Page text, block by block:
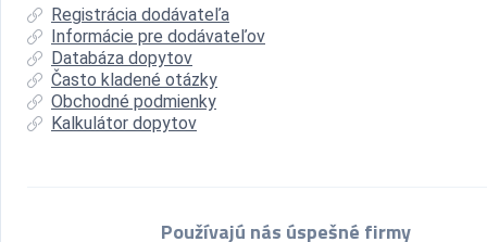
Registrácia dodávateľa
Informácie pre dodávateľov
Databáza dopytov
Často kladené otázky
Obchodné podmienky
Kalkulátor dopytov
Používajú nás úspešné firmy